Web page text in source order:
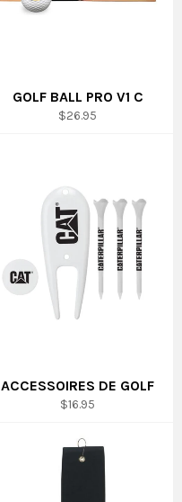
GOLF BALL PRO V1 C
Prix
$26.95
ACCESSOIRES DE GOLF
Prix
$16.95